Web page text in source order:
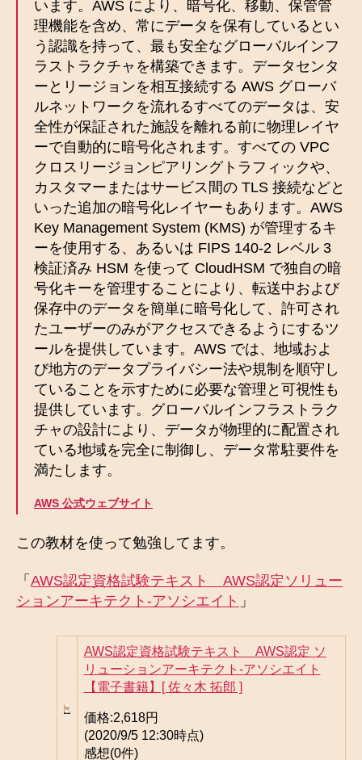
います。AWS により、暗号化、移動、保管管
理機能を含め、常にデータを保有しているとい
う認識を持って、最も安全なグローバルインフ
ラストラクチャを構築できます。データセンタ
ーとリージョンを相互接続する AWS グローバ
ルネットワークを流れるすべてのデータは、安
全性が保証された施設を離れる前に物理レイヤ
ーで自動的に暗号化されます。すべての VPC
クロスリージョンピアリングトラフィックや、
カスタマーまたはサービス間の TLS 接続などと
いった追加の暗号化レイヤーもあります。AWS
Key Management System (KMS) が管理するキ
ーを使用する、あるいは FIPS 140-2 レベル 3
検証済み HSM を使って CloudHSM で独自の暗
号化キーを管理することにより、転送中および
保存中のデータを簡単に暗号化して、許可され
たユーザーのみがアクセスできるようにするツ
ールを提供しています。AWS では、地域およ
び地方のデータプライバシー法や規制を順守し
ていることを示すために必要な管理と可視性も
提供しています。グローバルインフラストラク
チャの設計により、データが物理的に配置され
ている地域を完全に制御し、データ常駐要件を
満たします。
AWS 公式ウェブサイト
この教材を使って勉強してます。
「 AWS認定資格試験テキスト AWS認定ソリュー
ションアーキテクト-アソシエイト 」
AWS認定資格試験テキスト AWS認定 ソ
リューションアーキテクト-アソシエイト
【電子書籍】[ 佐々木 拓郎 ]
価格:2,618円
(2020/9/5 12:30時点)
感想(0件)